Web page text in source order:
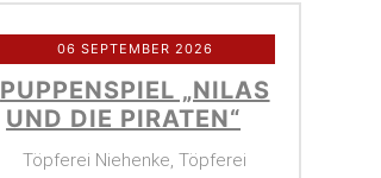
06 SEPTEMBER 2026
PUPPENSPIEL „NILAS
UND DIE PIRATEN“
Töpferei Niehenke, Töpferei